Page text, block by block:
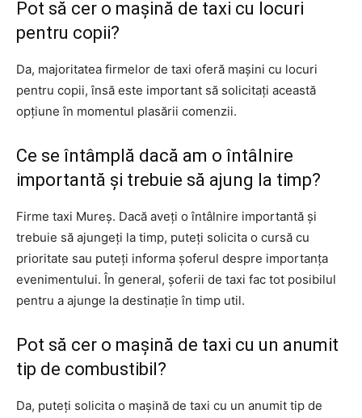
Pot să cer o mașină de taxi cu locuri
pentru copii?
Da, majoritatea firmelor de taxi oferă mașini cu locuri
pentru copii, însă este important să solicitați această
opțiune în momentul plasării comenzii.
Ce se întâmplă dacă am o întâlnire
importantă și trebuie să ajung la timp?
Firme taxi Mureș. Dacă aveți o întâlnire importantă și
trebuie să ajungeți la timp, puteți solicita o cursă cu
prioritate sau puteți informa șoferul despre importanța
evenimentului. În general, șoferii de taxi fac tot posibilul
pentru a ajunge la destinație în timp util.
Pot să cer o mașină de taxi cu un anumit
tip de combustibil?
Da, puteți solicita o mașină de taxi cu un anumit tip de